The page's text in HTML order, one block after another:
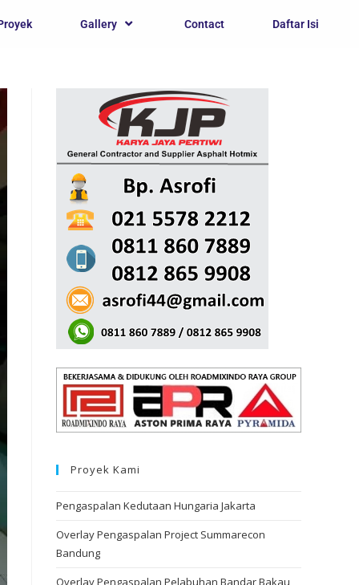
Gallery Contact Daftar Isi
Proyek Kami
Pengaspalan Kedutaan Hungaria Jakarta
Overlay Pengaspalan Project Summarecon
Bandung
Overlay Pengaspalan Pelabuhan Bandar Bakau